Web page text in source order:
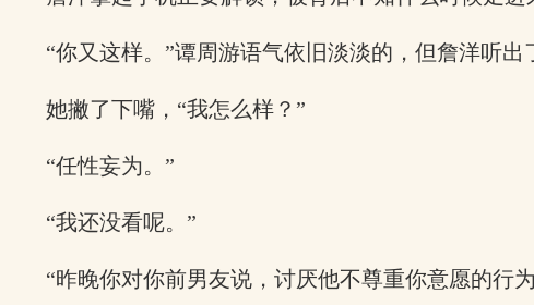
“你又这样。”谭周游语气依旧淡淡的，但詹洋听出
她撇了下嘴，“我怎么样？”
“任性妄为。”
“我还没看呢。”
“昨晚你对你前男友说，讨厌他不尊重你意愿的行